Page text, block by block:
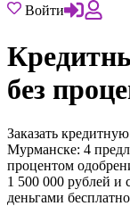
Войти
без
Заказать
Мурманске: 4
процентом
1 500 000 рублей и
деньгами